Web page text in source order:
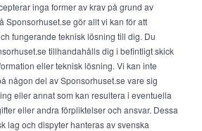
inga former av krav på grund av
Sponsorhuset.se gör allt vi kan för att
fungerande teknisk lösning till dig. Du
tillhandahålls dig i befintligt skick
eller teknisk lösning. Vi kan inte
någon del av Sponsorhuset.se vare sig
eller annat som kan resultera i eventuella
eller andra förpliktelser och ansvar. Dessa
lag och dispyter hanteras av svenska